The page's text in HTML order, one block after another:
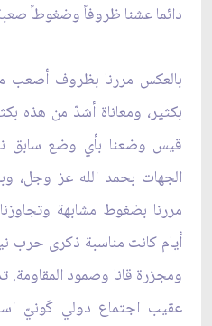
دائما عشنا ظروفاً وضغوطاً صعبة من العام
بالعكس مررنا بظروف أصعب
بكثير، ومعاناة أشدّ من هذه
قيس وضعنا بأي وضع
الجهات بحمد الله عز وجل،
مررنا بضغوط مشابهة
ومجزرة قانا وصمود
عقيب اجتماع دولي كَونيّ